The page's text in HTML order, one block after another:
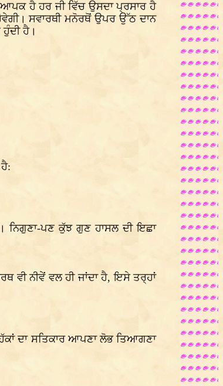
ਹੈ ਹਰ ਜੀ ਵਿੱਚ ਉਸਦਾ ਪ੍ਰਸਾਰ ਹੈ
ਸਵਾਰਥੀ ਮਨੋਰਥੋਂ ਉਪਰ ਉੱਠ ਦਾਨ
ਹੈ।
ਪਣ ਕੁੱਝ ਗੁਣ ਹਾਸਲ ਦੀ ਇਛਾ
ਵੀ ਨੀਵੇਂ ਵਲ ਹੀ ਜਾਂਦਾ ਹੈ, ਇਸੇ ਤਰ੍ਹਾਂ
ਦਾ ਸਤਿਕਾਰ ਆਪਣਾ ਲੋਭ ਤਿਆਗਣਾ